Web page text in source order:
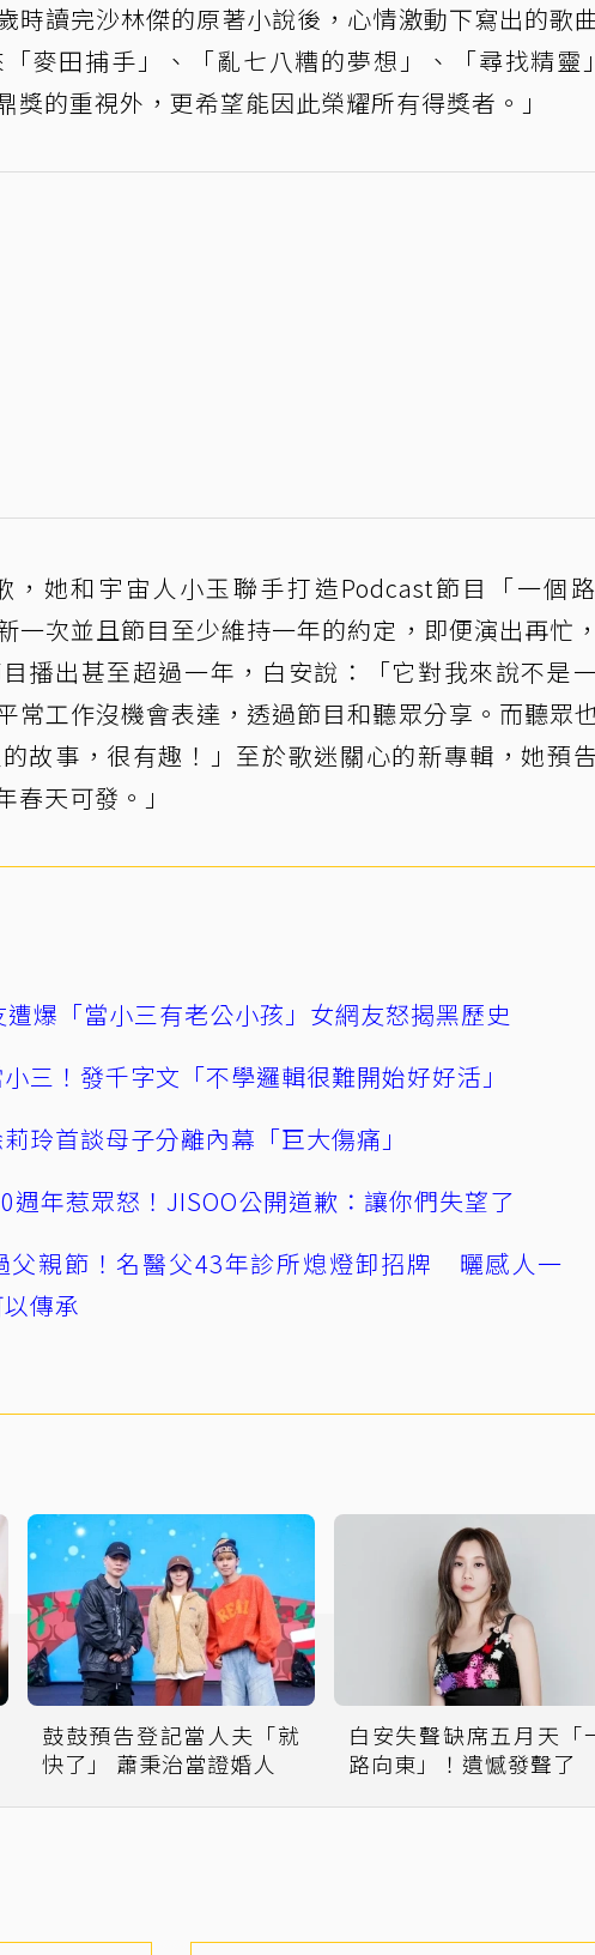
時讀完沙林傑的原著小說後，心情激動下寫出的歌
麥田捕手」、「亂七八糟的夢想」、「尋找精靈
的重視外，更希望能因此榮耀所有得獎者。」
，她和宇宙人小玉聯手打造Podcast節目「一個
一次並且節目至少維持一年的約定，即便演出再忙
播出甚至超過一年，白安說：「它對我來說不是
常工作沒機會表達，透過節目和聽眾分享。而聽眾
故事，很有趣！」至於歌迷關心的新專輯，她預
春天可發。」
爆「當小三有老公小孩」女網友怒揭黑歷史
三！發千字文「不學邏輯很難開始好好活」
玲首談母子分離內幕「巨大傷痛」
週年惹眾怒！JISOO公開道歉：讓你們失望了
父親節！名醫父43年診所熄燈卸招牌 曬感人一
傳承
鼓鼓預告登記當人夫「就
快了」 蕭秉治當證婚人
白安失聲缺席五月天「
路向東」！遺憾發聲了